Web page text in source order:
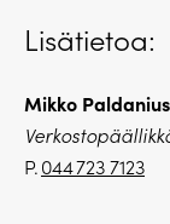
Lisätietoa:
Mikko Paldanius
P.044 723 7123